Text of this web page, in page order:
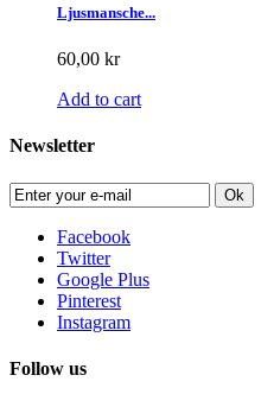
Ljusmansche...
60,00 kr
Add to cart
Newsletter
Ok
Facebook
Twitter
Google Plus
Pinterest
Instagram
Follow us